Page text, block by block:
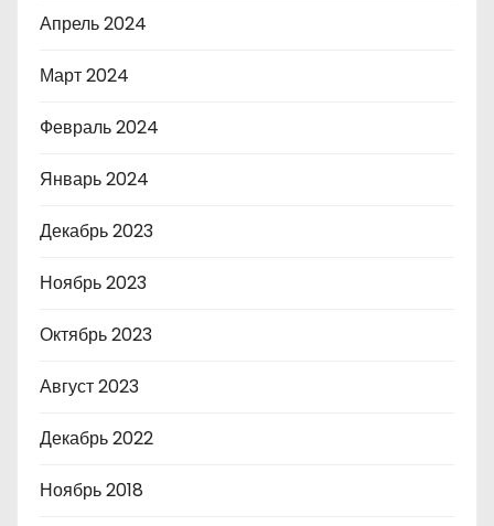
Апрель 2024
Март 2024
Февраль 2024
Январь 2024
Декабрь 2023
Ноябрь 2023
Октябрь 2023
Август 2023
Декабрь 2022
Ноябрь 2018